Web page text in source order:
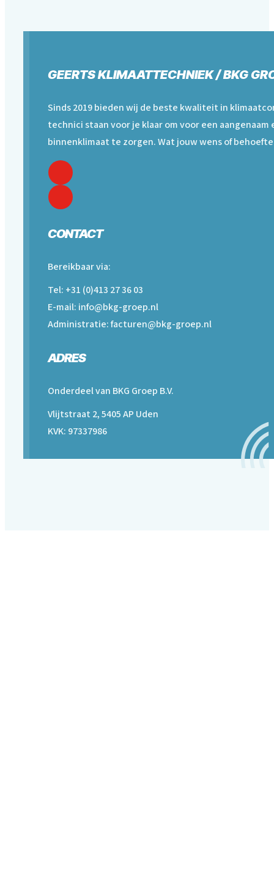
GEERTS KLIMAATTECHNIEK / BKG
Sinds 2019 bieden wij de beste kwaliteit in
technici staan voor je klaar om voor een
binnenklimaat te zorgen. Wat jouw wens of
CONTACT
Bereikbaar via:
Tel: +31 (0)413 27 36 03
E-mail: info@bkg-groep.nl
Administratie: facturen@bkg-groep.nl
ADRES
Onderdeel van BKG Groep B.V.
Vlijtstraat 2, 5405 AP Uden
KVK: 97337986